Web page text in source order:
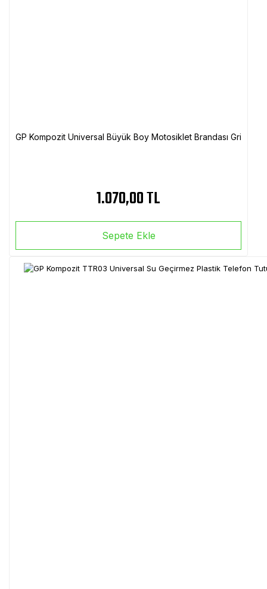
GP Kompozit Universal Büyük Boy Motosiklet Brandası Gri
1.070,00 TL
Sepete Ekle